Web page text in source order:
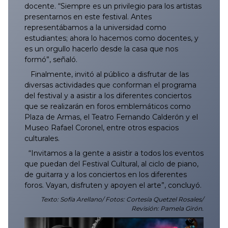
054/2025
055/2025
056/2025
057/2025
058/2025
059/2025
060/2025
061/2025
153/2025
154/2025
155/2025
156/2025
157/2025
158/2025
159/2025
160/2025
252/2025
253/2025
254/2025
255/2025
256/2025
257/2025
258/2025
259/2025
351/2025
352/2025
353/2025
354/2025
355/2025
356/2025
357/2025
358/2025
450/2025
451/2025
453/2025
452/2025
454/2025
455/2025
456/2025
457/2025
548/2025
549/2025
550/2025
551/2025
552/2025
553/2025
554/2025
555/2025
648/2025
649/2025
650/2025
651/2025
652/2025
653/2025
654/2025
655/2025
747/2025
748/2025
749/2025
750/2025
751/2025
752/2025
753/2025
754/2025
846/2025
847/2025
848/2025
849/2025
850/2025
851/2025
852/2025
853/2025
053/2026
054/2026
055/2026
056/2026
057/2026
058/2026
059/2026
060/2026
152/2026
153/2026
154/2026
155/2026
156/2026
157/2026
158/2026
159/2026
251/2026
252/2026
253/2026
254/2026
255/2026
256/2026
257/2026
258/2026
350/2026
351/2026
352/2026
353/2026
354/2026
355/2026
356/2026
357/2026
449/2026
450/2026
451/2026
452/2026
453/2026
454/2026
455/2026
456/2026
549/2026
550/2026
551/2026
552/2026
553/2026
554/2026
555/2026
556/2026
647/2026
648/2026
649/2026
650/2026
651/2026
652/2026
653/2026
654/2026
docente. “Siempre es un privilegio para los artistas
presentarnos en este festival. Antes
representábamos a la universidad como
estudiantes; ahora lo hacemos como docentes, y
es un orgullo hacerlo desde la casa que nos
formó”, señaló.
Finalmente, invitó al público a disfrutar de las
diversas actividades que conforman el programa
del festival y a asistir a los diferentes conciertos
que se realizarán en foros emblemáticos como
Plaza de Armas, el Teatro Fernando Calderón y el
Museo Rafael Coronel, entre otros espacios
culturales.
“Invitamos a la gente a asistir a todos los eventos
que puedan del Festival Cultural, al ciclo de piano,
de guitarra y a los conciertos en los diferentes
foros. Vayan, disfruten y apoyen el arte”, concluyó.
Texto: Sofía Arellano/ Fotos: Cortesía Quetzel Rosales/
Revisión: Pamela Girón.